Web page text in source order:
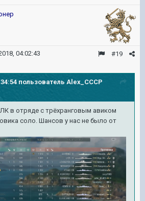
#19
04:02:43
пользователь Alex_CCCP
в отряде с трёхранговым авиком
соло. Шансов у нас не было от